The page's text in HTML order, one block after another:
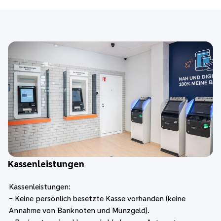
Kassenleistungen
Kassenleistungen:
- Keine persönlich besetzte Kasse vorhanden (keine
Annahme von Banknoten und Münzgeld).